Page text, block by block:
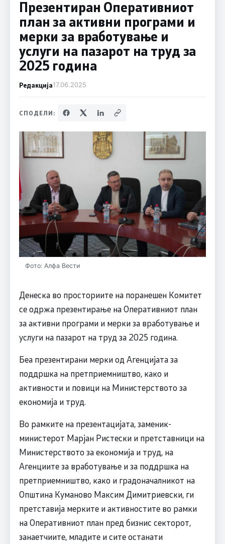
Презентиран Оперативниот
план за активни програми и
мерки за вработување и
услуги на пазарот на труд за
2025 година
Редакција17.06.2025
СПОДЕЛИ:
Фото: Алфа Вести
Денеска во просториите на поранешен Комитет
се одржа презентирање на Оперативниот план
за активни програми и мерки за вработување и
услуги на пазарот на труд за 2025 година.
Беа презентирани мерки од Агенцијата за
поддршка на претприемништво, како и
активности и повици на Министерството за
економија и труд.
Во рамките на презентацијата, заменик-
министерот Марјан Ристески и претставници на
Министерството за економија и труд, на
Агенциите за вработување и за поддршка на
претприемништво, како и градоначалникот на
Општина Куманово Максим Димитриевски, ги
претставија мерките и активностите во рамки
на Оперативниот план пред бизнис секторот,
занаетчиите, младите и сите останати